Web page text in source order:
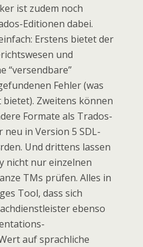
ist zudem noch
Editionen dabei.
Erstens bietet der
und
“versendbare”
Fehler (was
bietet). Zweitens können
Formate als Trados-
neu in Version 5 SDL-
Und drittens lassen
nicht nur einzelnen
TMs prüfen. Alles in
Tool, dass sich
ebenso
auf sprachliche